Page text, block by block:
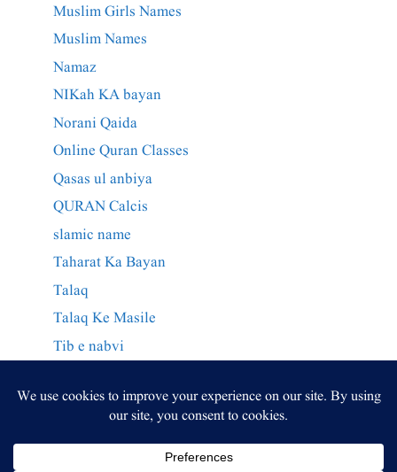
Muslim Girls Names
Muslim Names
Namaz
NIKah KA bayan
Norani Qaida
Online Quran Classes
Qasas ul anbiya
QURAN Calcis
slamic name
Taharat Ka Bayan
Talaq
Talaq Ke Masile
Tib e nabvi
وراثت کے احکام